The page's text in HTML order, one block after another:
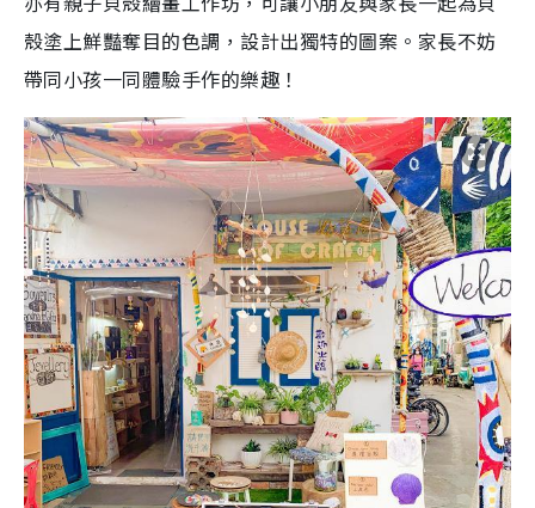
殼塗上鮮豔奪目的色調，設計出獨特的圖案。家長不妨
帶同小孩一同體驗手作的樂趣！